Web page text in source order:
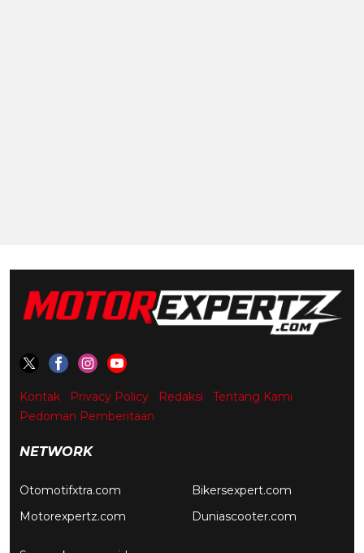
Kontak Privacy Policy Redaksi
Tentang Kami
Pedoman Pemberitaan
NETWORK
Otomotifxtra.com
Motorexpertz.com
Bikersexpert.com
Duniascooter.com